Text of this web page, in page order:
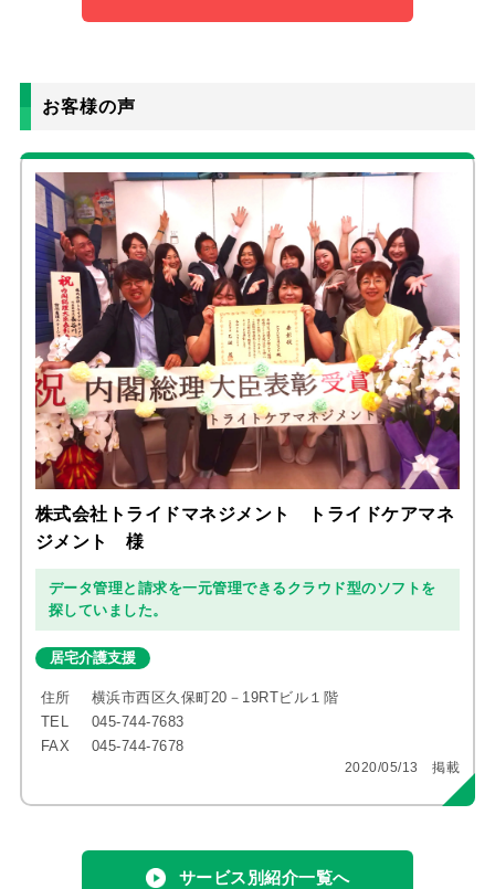
お客様の声
株式会社トライドマネジメント トライドケアマネ
ジメント 様
データ管理と請求を一元管理できるクラウド型のソフトを
探していました。
居宅介護支援
住所
横浜市西区久保町20－19RTビル１階
TEL
045-744-7683
FAX
045-744-7678
2020/05/13 掲載
サービス別紹介一覧へ